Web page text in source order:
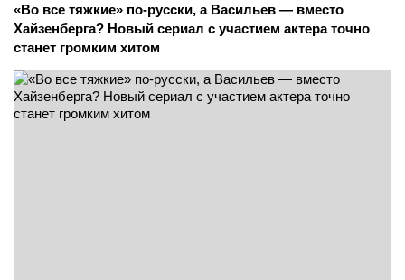
«Во все тяжкие» по-русски, а Васильев — вместо
Хайзенберга? Новый сериал с участием актера точно
станет громким хитом